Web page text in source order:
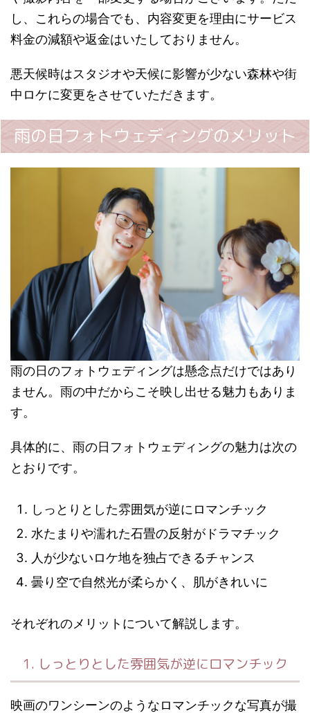
し、これらの場合でも、内容変更を理由にサービス
料金の減額や返金はいたしておりません。
悪天候時はスタジオや天候に影響が少ない森林や街
中ロケに変更をさせていただきます。
雨の日フォトウェディングのメリット
雨の日のフォトウェディングは懸念点だけではあり
ません。雨の中だからこそ映し出せる魅力もありま
す。
具体的に、雨の日フォトウェディングの魅力は次の
とおりです。
しっとりとした雰囲気が逆にロマンチック
水たまりや濡れた石畳の反射がドラマチック
人が少ないロケ地を独占できるチャンス
曇り空で自然光が柔らかく、肌がきれいに
それぞれのメリットについて解説します。
1. しっとりとした雰囲気が逆にロマンチック
映画のワンシーンのようなロマンチックな写真が撮